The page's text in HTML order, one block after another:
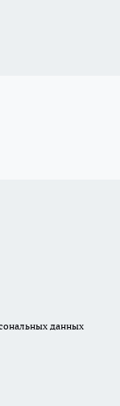
данных